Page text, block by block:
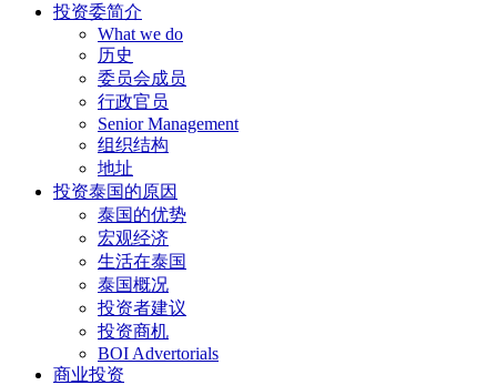
投资委简介
What we do
历史
委员会成员
行政官员
Senior Management
组织结构
地址
投资泰国的原因
泰国的优势
宏观经济
生活在泰国
泰国概况
投资者建议
投资商机
BOI Advertorials
商业投资